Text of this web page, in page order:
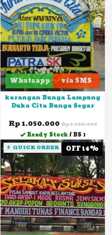
Whatsapp via SMS
karangan Bunga Lampung
Duka Cita Bunga Segar
Rp 1.050.000Rp 1.100.000
Ready Stock / BS 1
OFF 14%
QUICK ORDER